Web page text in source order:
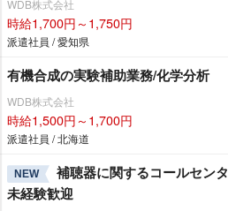
WDB株式会社
時給1,700円～1,750円
派遣社員 / 愛知県
有機合成の実験補助業務/化学分析
WDB株式会社
時給1,500円～1,700円
派遣社員 / 北海道
NEW
補聴器に関するコールセン
未経験歓迎